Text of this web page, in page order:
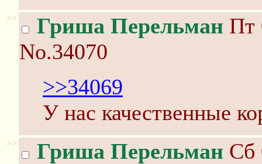
>> Гриша Перельман Пт
No.34070
>>34069
У нас качественные
>> Гриша Перельман Сб